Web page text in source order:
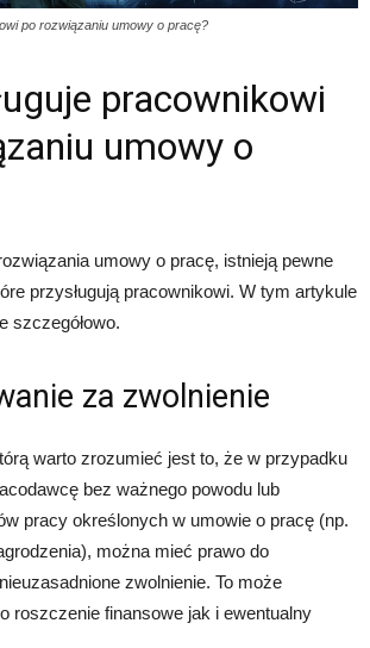
po rozwiązaniu umowy o pracę?
pracownikowi
umowy o
umowy o pracę, istnieją pewne
przysługują pracownikowi. W tym artykule
szczegółowo.
za zwolnienie
warto zrozumieć jest to, że w przypadku
bez ważnego powodu lub
pracy określonych w umowie o pracę (np.
można mieć prawo do
zwolnienie. To może
roszczenie finansowe jak i ewentualny